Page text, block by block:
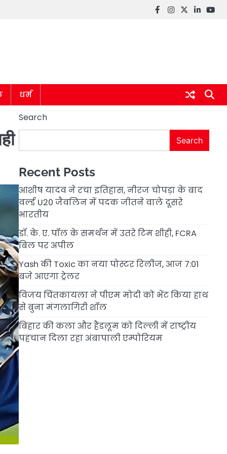
Facebook
instagram
twitter
linkedin
धर्म
Search
Search
Recent Posts
आशीष यादव ने रचा इतिहास, नीरज चोपड़ा के बाद
वर्ल्ड U20 जैवलिन में पदक जीतने वाले दूसरे
भारतीय
डॉ. के. ए. पॉल के समर्थन में उतरे टिम शीही, FCRA
बिल पर अपील
Yash की Toxic का नया पोस्टर रिलीज, आज 7:01
बजे आएगा ट्रेलर
विजय चिंतकायला ने पीएम मोदी को भेंट किया हाथ
से बुना मंगलागिरी शॉल
बिहार की कला और हैंडलूम को दिल्ली में राष्ट्रीय
पहचान दिला रहा अंबापाली एम्पोरियम